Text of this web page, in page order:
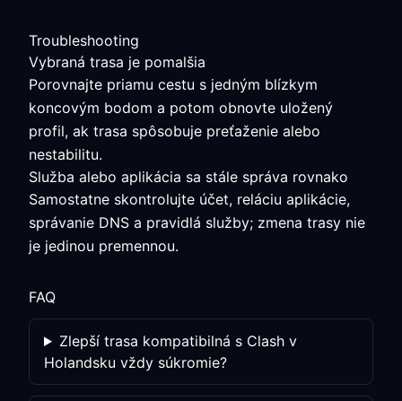
Troubleshooting
Vybraná trasa je pomalšia
Porovnajte priamu cestu s jedným blízkym
koncovým bodom a potom obnovte uložený
profil, ak trasa spôsobuje preťaženie alebo
nestabilitu.
Služba alebo aplikácia sa stále správa rovnako
Samostatne skontrolujte účet, reláciu aplikácie,
správanie DNS a pravidlá služby; zmena trasy nie
je jedinou premennou.
FAQ
Zlepší trasa kompatibilná s Clash v
Holandsku vždy súkromie?